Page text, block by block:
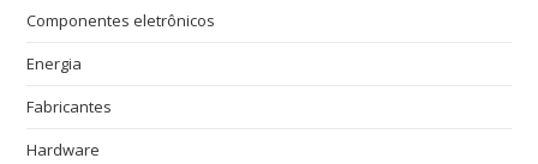
Componentes eletrônicos
Energia
Fabricantes
Hardware